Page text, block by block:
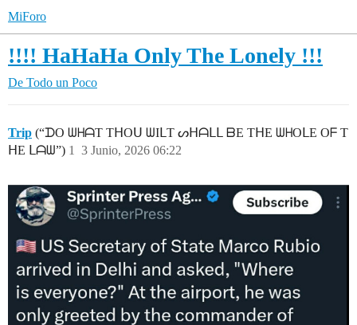
MiForo
!!!! HaHaHa Only The Lonely !!!
De Todo un Poco
Trip (“ᗪO ᗯᕼᗩT TᕼOᑌ ᗯIᒪT ᔕᕼᗩᒪᒪ ᗷE TᕼE ᗯᕼOᒪE Oᖴ T
ᕼE ᒪᗩᗯ”)
3 Junio, 2026 06:22
1